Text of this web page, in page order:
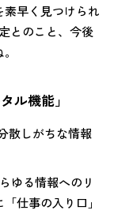
早く見つけられ
とのこと、今後
ル機能」
散しがちな情報
ゆる情報へのリ
仕事の入り口」